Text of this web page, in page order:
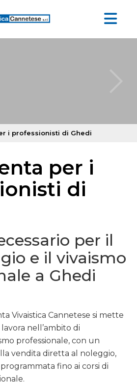
i professionisti di Ghedi
per i
di
per il
e il vivaismo
a Ghedi
Vivaistica Cannetese si mette
nell’ambito di
professionale, con un
vendita diretta al noleggio,
fino ai corsi di